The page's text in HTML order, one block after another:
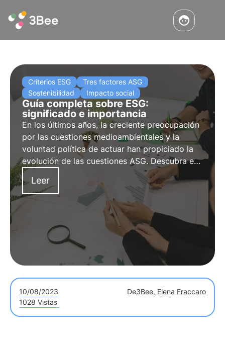
Criterios ESG
Tres factores ASG
Sostenibilidad
Impacto social
Guía completa sobre ESG:
significado e importancia
En los últimos años, la creciente preocupación
por las cuestiones medioambientales y la
voluntad política de actuar han propiciado la
evolución de las cuestiones ASG. Descubra en
este artículo qué son los criterios ASG y su
importancia para las empresas y sus
inversores.
Leer
10/08/2023 De3Bee, Elena Fraccaro
1028 Vistas